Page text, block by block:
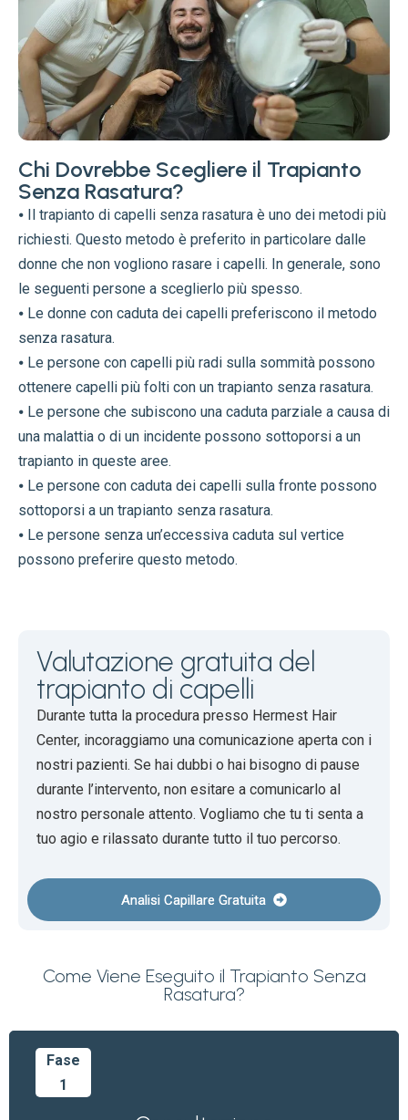
Chi Dovrebbe Scegliere il Trapianto
Senza Rasatura?
⦁ Il trapianto di capelli senza rasatura è uno dei metodi più
richiesti. Questo metodo è preferito in particolare dalle
donne che non vogliono rasare i capelli. In generale, sono
le seguenti persone a sceglierlo più spesso.
⦁ Le donne con caduta dei capelli preferiscono il metodo
senza rasatura.
⦁ Le persone con capelli più radi sulla sommità possono
ottenere capelli più folti con un trapianto senza rasatura.
⦁ Le persone che subiscono una caduta parziale a causa di
una malattia o di un incidente possono sottoporsi a un
trapianto in queste aree.
⦁ Le persone con caduta dei capelli sulla fronte possono
sottoporsi a un trapianto senza rasatura.
⦁ Le persone senza un’eccessiva caduta sul vertice
possono preferire questo metodo.
Valutazione gratuita del
trapianto di capelli
Durante tutta la procedura presso Hermest Hair
Center, incoraggiamo una comunicazione aperta con i
nostri pazienti. Se hai dubbi o hai bisogno di pause
durante l’intervento, non esitare a comunicarlo al
nostro personale attento. Vogliamo che tu ti senta a
tuo agio e rilassato durante tutto il tuo percorso.
Analisi Capillare Gratuita
Come Viene Eseguito il Trapianto Senza
Rasatura?
Fase
1